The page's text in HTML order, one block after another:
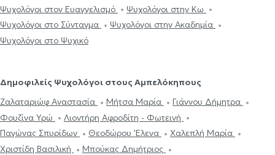
Ψυχολόγοι στον Ευαγγελισμό
Ψυχολόγοι στην Κω
Ψυχολόγοι στο Σύνταγμα
Ψυχολόγοι στην Ακαδημία
Ψυχολόγοι στο Ψυχικό
Δημοφιλείς Ψυχολόγοι στους Αμπελόκηπους
Ζαλαταριώφ Αναστασία
Μήτσα Μαρία
Γιάννου Δήμητρα
Φουζίνα Υρώ
Λιοντήρη Αφροδίτη - Φωτεινή
Παγώνας Σπυρίδων
Θεοδώρου 'Ελενα
Χαλεπλή Μαρία
Χριστίδη Βασιλική
Μπούκας Δημήτριος